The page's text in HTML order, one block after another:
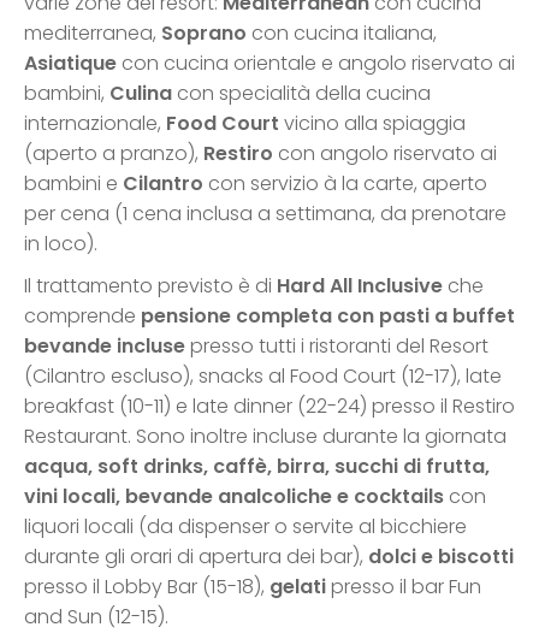
mediterranea, Soprano con cucina italiana,
Asiatique con cucina orientale e angolo riservato ai
bambini, Culina con specialità della cucina
internazionale, Food Court vicino alla spiaggia
(aperto a pranzo), Restiro con angolo riservato ai
bambini e Cilantro con servizio à la carte, aperto
per cena (1 cena inclusa a settimana, da prenotare
in loco).
Il trattamento previsto è di Hard All Inclusive che
comprende pensione completa con pasti a buffet
bevande inclusepresso tutti i ristoranti del Resort
(Cilantro escluso), snacks al Food Court (12-17), late
breakfast (10-11) e late dinner (22-24) presso il Restiro
Restaurant. Sono inoltre incluse durante la giornata
acqua, soft drinks, caffè, birra, succhi di frutta,
vini locali, bevande analcoliche e cocktails con
liquori locali (da dispenser o servite al bicchiere
durante gli orari di apertura dei bar), dolci e biscotti
presso il Lobby Bar (15-18), gelatipresso il bar Fun
and Sun (12-15).